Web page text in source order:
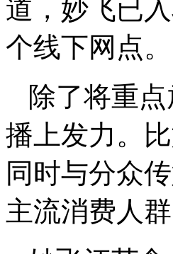
道，妙飞已
个线下网点。
除了将重
播上发力。
同时与分众
主流消费人